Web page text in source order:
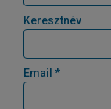
Keresztnév
Email *